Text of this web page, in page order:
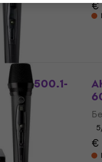
€
B7: 500.1-
5
€